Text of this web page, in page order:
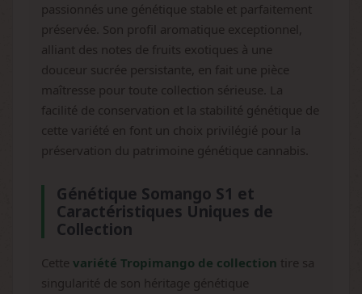
passionnés une génétique stable et parfaitement
préservée. Son profil aromatique exceptionnel,
alliant des notes de fruits exotiques à une
douceur sucrée persistante, en fait une pièce
maîtresse pour toute collection sérieuse. La
facilité de conservation et la stabilité génétique de
cette variété en font un choix privilégié pour la
préservation du patrimoine génétique cannabis.
Génétique Somango S1 et
Caractéristiques Uniques de
Collection
Cette variété Tropimango de collection tire sa
singularité de son héritage génétique